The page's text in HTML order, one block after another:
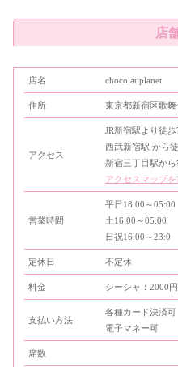
店
店名 chocolat planet
住所 東京都新宿区歌
アクセス
JR新宿駅より徒
西武新宿駅 から
新宿三丁目駅か
アクセスマップ
営業時間
平日18:00～05:00
土16:00～05:00
日祝16:00～23:0
定休日 不定休
料金 シーシャ：2000
支払い方法
各種カード決済可
電子マネー可
席数